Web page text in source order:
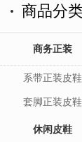
商品分
商务正装
系带正装皮鞋
套脚正装皮鞋
休闲皮鞋